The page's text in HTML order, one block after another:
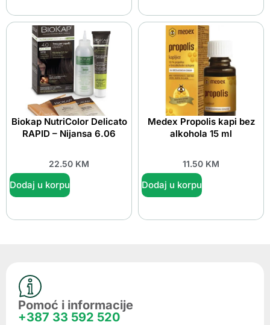
Biokap NutriColor Delicato
RAPID – Nijansa 6.06
22.50 KM
Dodaj u korpu
Medex Propolis kapi bez
alkohola 15 ml
11.50 KM
Dodaj u korpu
Pomoć i informacije
+387 33 592 520